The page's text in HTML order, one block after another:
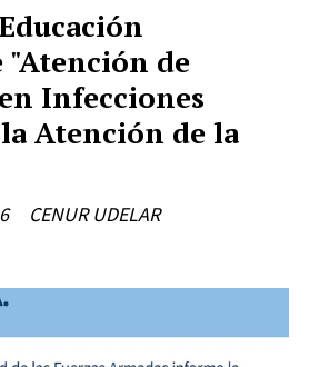
"Atención de
Infecciones
Atención de la
CENUR UDELAR